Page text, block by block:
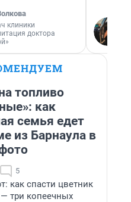
клиники
доктора
топливо
как
семья едет
из Барнаула в
5
как спасти цветник
три копеечных